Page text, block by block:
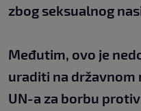
zbog seksualnog
Međutim, ovo je
uraditi na državnom
UN-a za borbu